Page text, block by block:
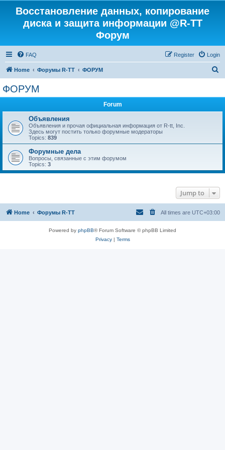
Восстановление данных, копирование
диска и защита информации @R-TT
Форум
FAQ Login
Register
Home Форумы R-TT ФОРУМ
ФОРУМ
Forum
Объявления
Объявления и прочая официальная информация от R-tt, Inc.
Здесь могут постить только форумные модераторы
Topics: 839
Форумные дела
Вопросы, связанные с этим форумом
Topics: 3
Jump to
Home Форумы R-TT All times are UTC+03:00
Powered by phpBB® Forum Software © phpBB Limited
Privacy| Terms